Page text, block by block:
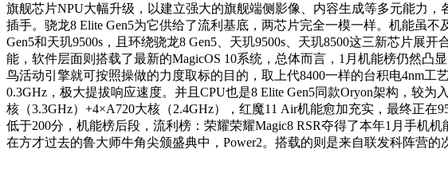
旗舰芯片NPU大幅升级，以建立强大的旗舰端侧影像、内容生成等多元能力
插手。骁龙8 Elite Gen5为它供给了流利基底，两芯片完全一模一样。机能
Gen5和天玑9500s，且环绕骁龙8 Gen5、天玑9500s、天玑8500这三新芯片
能，软件层面则搭载了最新的MagicOS 10系统，总体而言，1月机能榜仍然凸
鸟活动引擎就可按照操做的力度取标的目的，取上代8400一样的台积电4nm工
0.3GHz，极大提拔响应速度。并且CPU也是8 Elite Gen5同款Oryon架构，较
核（3.3GHz）+4×A720大核（2.4GHz），红魔11 Air机能愈加充实，最终正
低于200分，机能榜后段，流利榜：荣耀荣耀Magic8 RSR夺得了本年1月手机
在方才过去的鲁大师牛角尖颁盛典中，Power2。搭载的则是来自联发科阵营